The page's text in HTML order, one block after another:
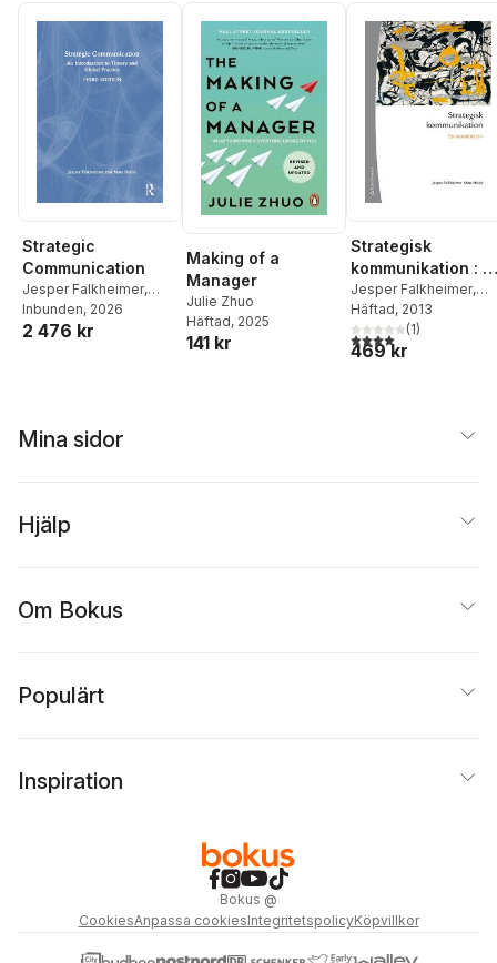
Larsson
Nothhaft,Eva-Karin
Gardell,Josef Pallas,
Karolina Rosenqvist,
Charlotte Simonsson,
Jesper Strömbäck,
Thelander
Sara Von
Platen
Strategic
Communication
Jesper Falkheimer,
Mats Heide
Inbunden, 2026
2 476 kr
Making of a
Manager
Julie Zhuo
Häftad, 2025
141 kr
Strategisk
kommunikation :
introduktion
Jesper Falkheimer,
Mats Heide
Häftad, 2013
4,0utav 5 stjärnor.
(1)
469 kr
Mina sidor
Hjälp
Om Bokus
Populärt
Inspiration
Bokus @
CookiesAnpassa cookiesIntegritetspolicyKöpvillkor